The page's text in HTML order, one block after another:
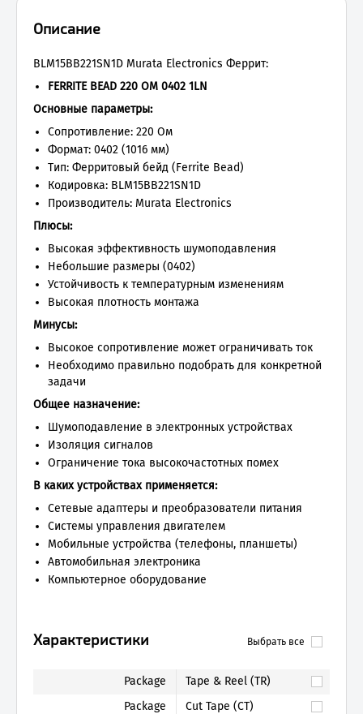
Выбрать все
Характеристики
Package
Tape & Reel (TR)
Package
Cut Tape (CT)
Описание
BLM15BB221SN1D Murata Electronics Феррит:
FERRITE BEAD 220 ОМ 0402 1LN
Основные параметры:
Сопротивление: 220 Ом
Формат: 0402 (1016 мм)
Тип: Ферритовый бейд (Ferrite Bead)
Кодировка: BLM15BB221SN1D
Производитель: Murata Electronics
Плюсы:
Высокая эффективность шумоподавления
Небольшие размеры (0402)
Устойчивость к температурным изменениям
Высокая плотность монтажа
Минусы:
Высокое сопротивление может ограничивать ток
Необходимо правильно подобрать для конкретной
задачи
Общее назначение:
Шумоподавление в электронных устройствах
Изоляция сигналов
Ограничение тока высокочастотных помех
В каких устройствах применяется:
Сетевые адаптеры и преобразователи питания
Системы управления двигателем
Мобильные устройства (телефоны, планшеты)
Автомобильная электроника
Компьютерное оборудование